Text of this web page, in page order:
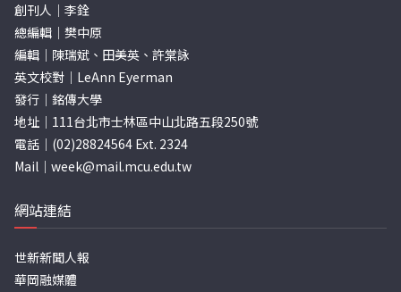
創刊人｜李銓
總編輯｜樊中原
編輯｜陳瑞斌、田美英、許棠詠
英文校對｜LeAnn Eyerman
發行｜銘傳大學
地址｜111台北市士林區中山北路五段250號
電話｜(02)28824564 Ext. 2324
Mail｜ week@mail.mcu.edu.tw
網站連結
世新新聞人報
華岡融媒體